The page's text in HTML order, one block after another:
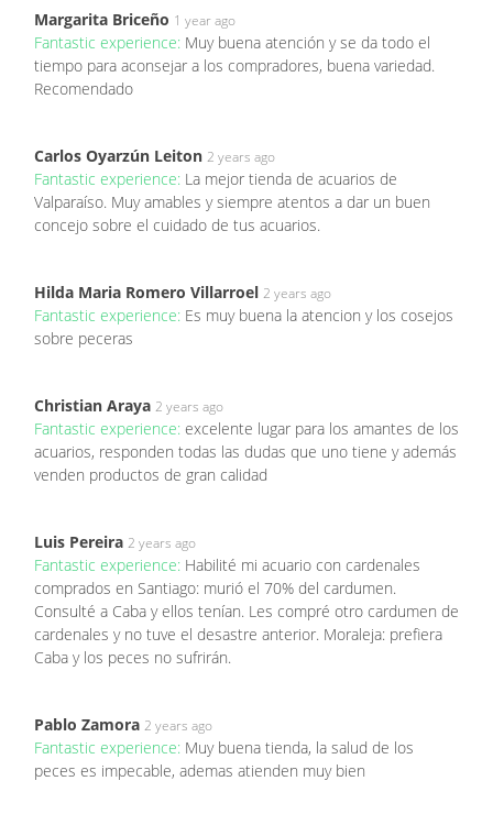
Margarita Briceño 1 year ago
Fantastic experience: Muy buena atención y se da todo el
tiempo para aconsejar a los compradores, buena variedad.
Recomendado
Carlos Oyarzún Leiton 2 years ago
Fantastic experience: La mejor tienda de acuarios de
Valparaíso. Muy amables y siempre atentos a dar un buen
concejo sobre el cuidado de tus acuarios.
Hilda Maria Romero Villarroel 2 years ago
Fantastic experience: Es muy buena la atencion y los cosejos
sobre peceras
Christian Araya 2 years ago
Fantastic experience: excelente lugar para los amantes de los
acuarios, responden todas las dudas que uno tiene y además
venden productos de gran calidad
Luis Pereira 2 years ago
Fantastic experience: Habilité mi acuario con cardenales
comprados en Santiago: murió el 70% del cardumen.
Consulté a Caba y ellos tenían. Les compré otro cardumen de
cardenales y no tuve el desastre anterior. Moraleja: prefiera
Caba y los peces no sufrirán.
Pablo Zamora 2 years ago
Fantastic experience: Muy buena tienda, la salud de los
peces es impecable, ademas atienden muy bien